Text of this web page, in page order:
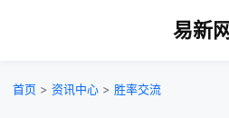
易新网
首页 > 资讯中心 > 胜率交流